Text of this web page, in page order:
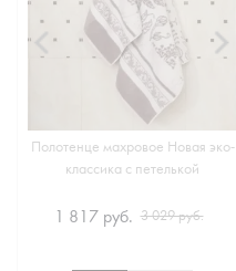
Полотенце махровое Новая эко-
классика с петелькой
1 817 руб. 3 029 руб.